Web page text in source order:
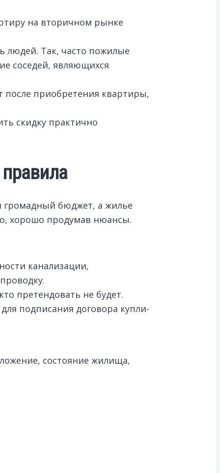
на вторичном рынке
людей. Так, часто пожилые
соседей, являющихся
после приобретения квартиры,
скидку практично
громадный бюджет, а жилье
хорошо продумав нюансы.
канализации,
претендовать не будет.
подписания договора купли-
состояние жилища,